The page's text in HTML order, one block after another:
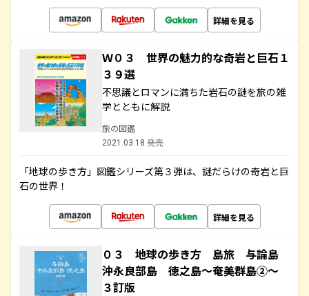
詳細を見る
Ｗ０３ 世界の魅力的な奇岩と巨石１
３９選
不思議とロマンに満ちた岩石の謎を旅の雑
学とともに解説
旅の図鑑
2021.03.18 発売
「地球の歩き方」図鑑シリーズ第３弾は、謎だらけの奇岩と巨
石の世界！
詳細を見る
０３ 地球の歩き方 島旅 与論島
沖永良部島 徳之島～奄美群島②～
３訂版